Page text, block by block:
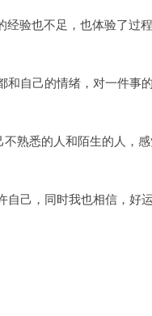
经验也不足，也体验了过
和自己的情绪，对一件事
熟悉的人和陌生的人，
自己，同时我也相信，好